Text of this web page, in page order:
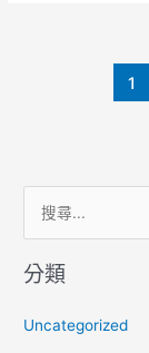
1
關
鍵
分類
Uncategorized